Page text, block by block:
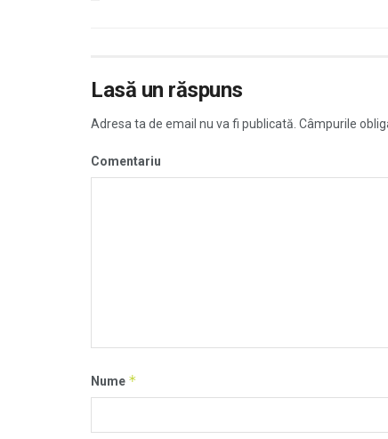
Lasă un răspuns
Adresa ta de email nu va fi publicată. Câmpurile
Comentariu
Nume *